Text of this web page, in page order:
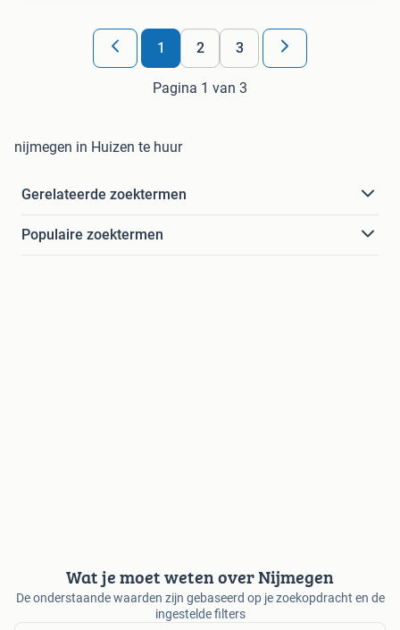
1 2 3
Pagina 1 van 3
nijmegen in Huizen te huur
Gerelateerde zoektermen
Populaire zoektermen
Wat je moet weten over Nijmegen
De onderstaande waarden zijn gebaseerd op je zoekopdracht en de
ingestelde filters